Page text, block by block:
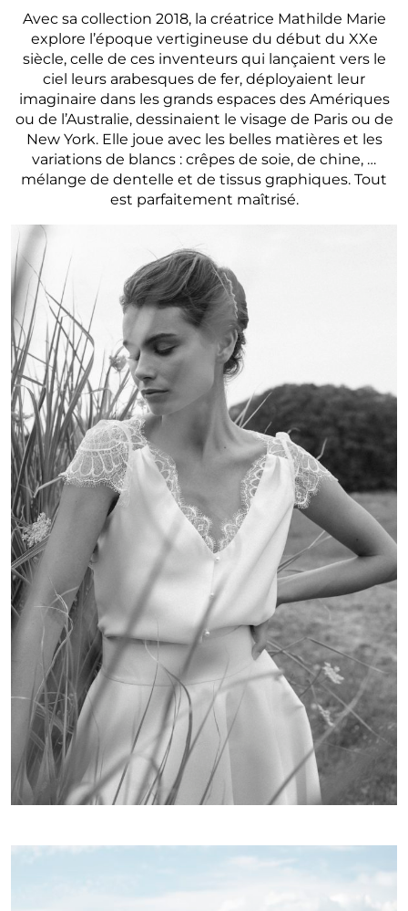
Avec sa collection 2018, la créatrice Mathilde Marie
explore l’époque vertigineuse du début du XXe
siècle, celle de ces inventeurs qui lançaient vers le
ciel leurs arabesques de fer, déployaient leur
imaginaire dans les grands espaces des Amériques
ou de l’Australie, dessinaient le visage de Paris ou de
New York. Elle joue avec les belles matières et les
variations de blancs : crêpes de soie, de chine, …
mélange de dentelle et de tissus graphiques. Tout
est parfaitement maîtrisé.